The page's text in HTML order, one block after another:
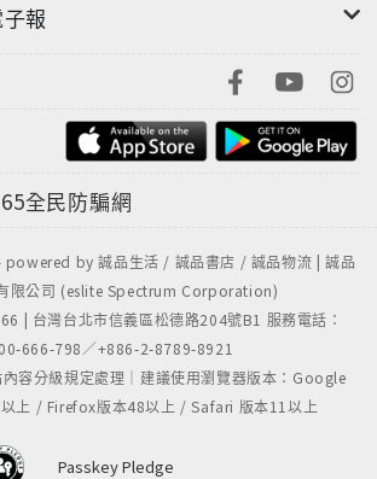
報
全民防騙網
by 誠品生活 / 誠品書店 / 誠品物流 | 誠品
限公司 (eslite Spectrum Corporation)
| 台灣台北市信義區松德路204號B1 服務電話：
666-798／+886-2-8789-8921
容分級規定處理｜建議使用瀏覽器版本：Google
上 / Firefox版本48以上 / Safari 版本11以上
Passkey Pledge